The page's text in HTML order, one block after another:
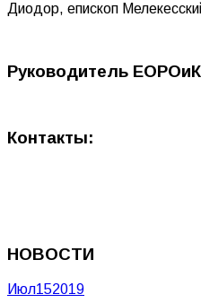
Диодор, епископ
Руководитель
Контакты:
НОВОСТИ
Июл152019